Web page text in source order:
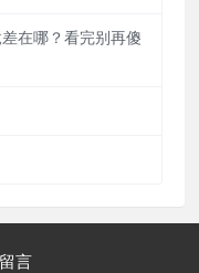
在哪？看完别再傻
言